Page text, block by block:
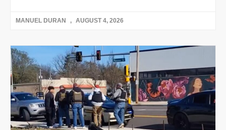
MANUEL DURAN AUGUST 4, 2026